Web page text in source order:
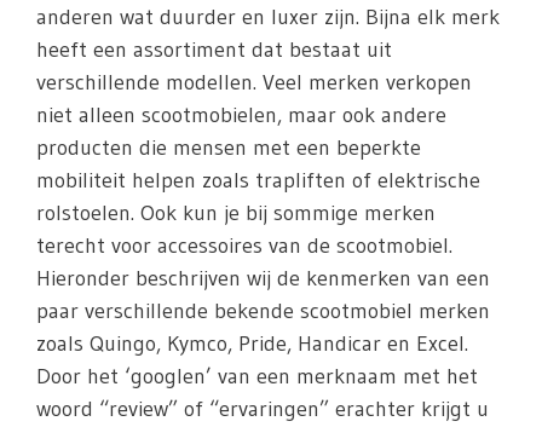
anderen wat duurder en luxer zijn. Bijna elk merk
heeft een assortiment dat bestaat uit
verschillende modellen. Veel merken verkopen
niet alleen scootmobielen, maar ook andere
producten die mensen met een beperkte
mobiliteit helpen zoals trapliften of elektrische
rolstoelen. Ook kun je bij sommige merken
terecht voor accessoires van de scootmobiel.
Hieronder beschrijven wij de kenmerken van een
paar verschillende bekende scootmobiel merken
zoals Quingo, Kymco, Pride, Handicar en Excel.
Door het ‘googlen’ van een merknaam met het
woord “review” of “ervaringen” erachter krijgt u